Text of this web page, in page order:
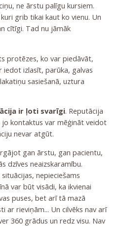
ne ārstu palīgu kursiem.
grib tikai kaut ko vienu. Un
cītīgi. Tad nu jāmāk
protēzes, ko var piedāvāt,
izlasīt, parūka, galvas
sasiešanā, uztura
ir ļoti svarīgi. Reputācija
kontaktus var mēģināt veidot
nevar atgūt.
gan ārstu, gan pacientu,
dzīves neaizskaramību.
nepieciešams
var būt visādi, ka ikvienai
puses, bet arī tā mazā
ar rieviņām... Un cilvēks nav arī
360 grādus un redz visu. Nav